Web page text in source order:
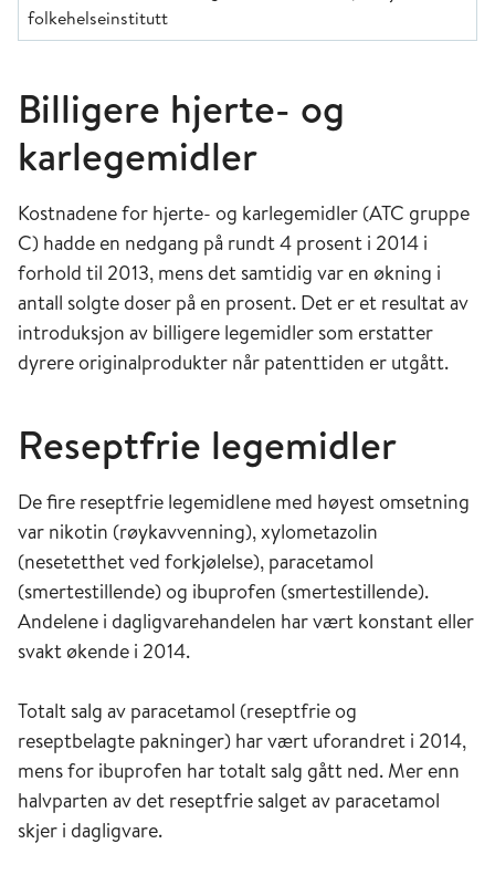
folkehelseinstitutt
Billigere hjerte- og
karlegemidler
Kostnadene for hjerte- og karlegemidler (ATC gruppe
C) hadde en nedgang på rundt 4 prosent i 2014 i
forhold til 2013, mens det samtidig var en økning i
antall solgte doser på en prosent. Det er et resultat av
introduksjon av billigere legemidler som erstatter
dyrere originalprodukter når patenttiden er utgått.
Reseptfrie legemidler
De fire reseptfrie legemidlene med høyest omsetning
var nikotin (røykavvenning), xylometazolin
(nesetetthet ved forkjølelse), paracetamol
(smertestillende) og ibuprofen (smertestillende).
Andelene i dagligvarehandelen har vært konstant eller
svakt økende i 2014.
Totalt salg av paracetamol (reseptfrie og
reseptbelagte pakninger) har vært uforandret i 2014,
mens for ibuprofen har totalt salg gått ned. Mer enn
halvparten av det reseptfrie salget av paracetamol
skjer i dagligvare.